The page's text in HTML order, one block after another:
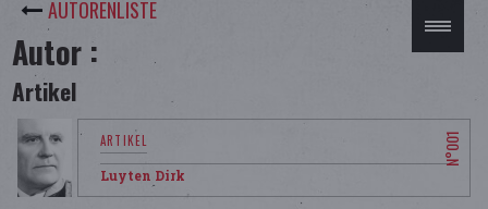
AUTORENLISTE
Autor :
Artikel
Luyten Dirk